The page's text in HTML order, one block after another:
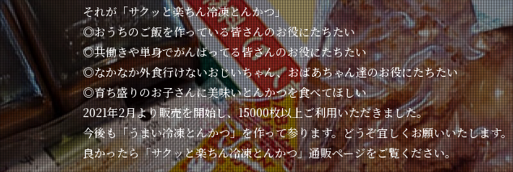
それが「サクッと楽ちん冷凍とんかつ」
◎おうちのご飯を作っている皆さんのお役にたちたい
◎共働きや単身でがんばってる皆さんのお役にたちたい
◎なかなか外食行けないおじいちゃん、おばあちゃん達のお役にたちたい
◎育ち盛りのお子さんに美味いとんかつを食べてほしい
2021年2月より販売を開始し、15000枚以上ご利用いただきました。
今後も「うまい冷凍とんかつ」を作って参ります。どうぞ宜しくお願いいたします。
良かったら「サクッと楽ちん冷凍とんかつ」通販ページをご覧ください。